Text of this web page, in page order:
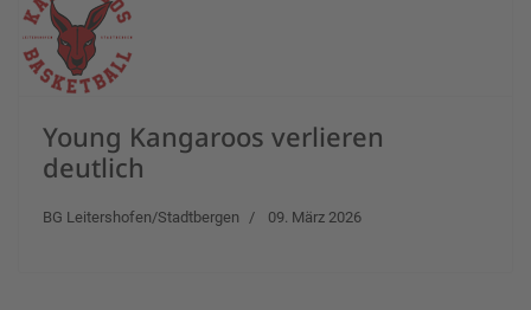
Young Kangaroos verlieren
deutlich
BG Leitershofen/Stadtbergen 09. März 2026